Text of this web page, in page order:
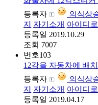
등록자
의식상
지
자기소개 아이디
등록일 2019.10.29
조회 7007
번호103
12각을 자동차에 배
등록자
의식상
지
자기소개 아이디
등록일 2019.04.17